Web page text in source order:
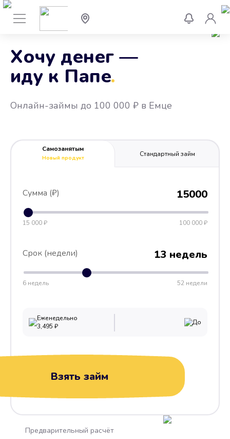
Хочу денег —
иду к Папе
.
Онлайн-займы до 100 000 ₽ в Емце
Самозанятым
Новый продукт
Стандартный займ
Сумма (₽) 15000
15 000 ₽ 100 000 ₽
Срок (недели) 13 недель
6 недель 52 недели
Еженедельно
3,495 ₽ До
Взять займ
Предварительный расчёт